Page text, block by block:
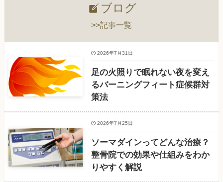
ブログ
>>記事一覧
足の火照りで眠れない夜を変え
るバーニングフィート症候群対
策法
2026年7月31日
ソーマダインってどんな治療？
整骨院での効果や仕組みをわか
りやすく解説
2026年7月25日